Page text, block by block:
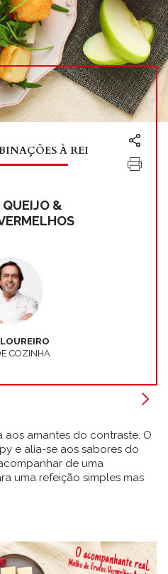
À REI
COZINHA
QUEIJO &
amantes do contraste. O
e alia-se aos sabores do
de uma
uma refeição simples mas